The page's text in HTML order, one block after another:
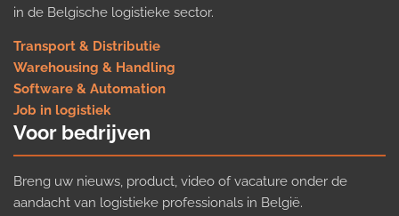
in de Belgische logistieke sector.
Transport & Distributie
Warehousing & Handling
Software & Automation
Job in logistiek
Voor bedrijven
Breng uw nieuws, product, video of vacature onder de
aandacht van logistieke professionals in België.